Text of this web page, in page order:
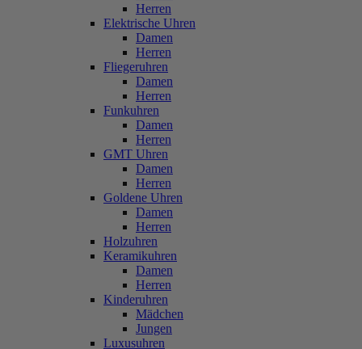
Herren
Elektrische Uhren
Damen
Herren
Fliegeruhren
Damen
Herren
Funkuhren
Damen
Herren
GMT Uhren
Damen
Herren
Goldene Uhren
Damen
Herren
Holzuhren
Keramikuhren
Damen
Herren
Kinderuhren
Mädchen
Jungen
Luxusuhren